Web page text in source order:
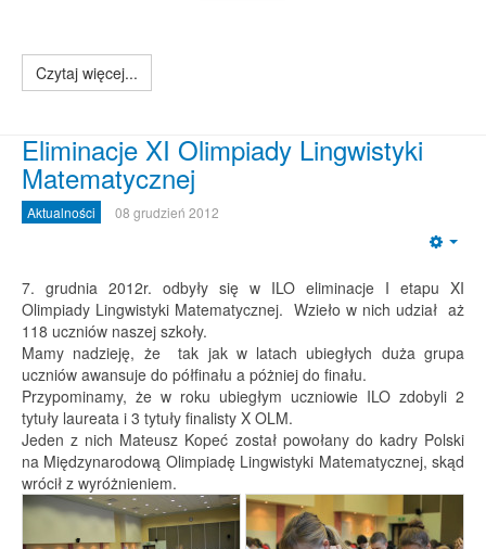
Czytaj więcej...
Eliminacje XI Olimpiady Lingwistyki
Matematycznej
Aktualności 08 grudzień 2012
7. grudnia 2012r. odbyły się w ILO eliminacje I etapu XI
Olimpiady Lingwistyki Matematycznej. Wzieło w nich udział aż
118 uczniów naszej szkoły.
Mamy nadzieję, że tak jak w latach ubiegłych duża grupa
uczniów awansuje do półfinału a póżniej do finału.
Przypominamy, że w roku ubiegłym uczniowie ILO zdobyli 2
tytuły laureata i 3 tytuły finalisty X OLM.
Jeden z nich Mateusz Kopeć został powołany do kadry Polski
na Międzynarodową Olimpiadę Lingwistyki Matematycznej, skąd
wrócił z wyróżnieniem.